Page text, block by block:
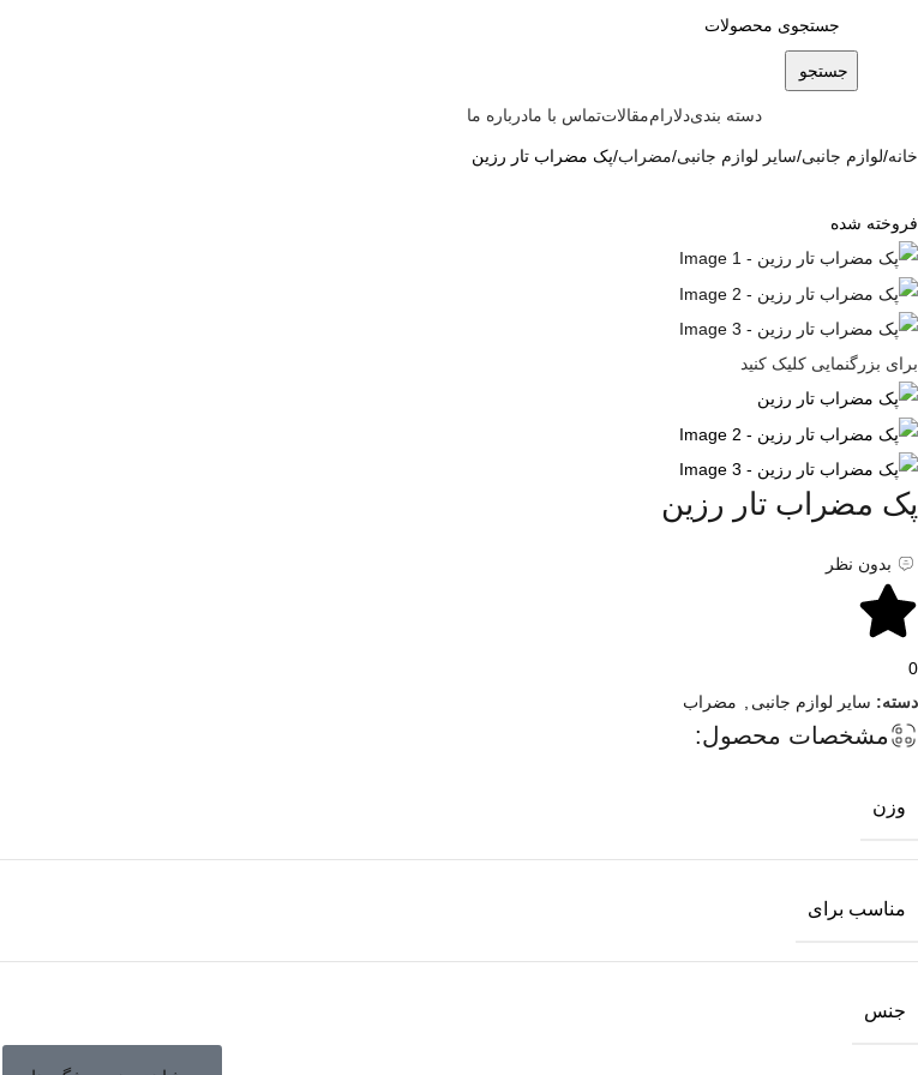
جستجو
دسته بندیدلاراممقالاتتماس با مادرباره ما
خانه لوازم جانبی سایر لوازم جانبی مضراب پک مضراب تار رزین
فروخته شده
برای بزرگنمایی کلیک کنید
پک مضراب تار رزین
بدون نظر
0
دسته: سایر لوازم جانبی مضراب
مشخصات محصول:
وزن
مناسب برای
جنس